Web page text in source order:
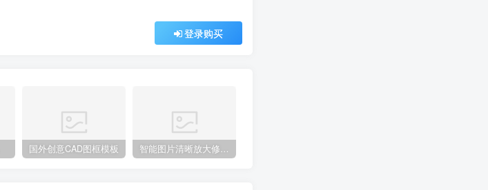
登录购买
国外创意CAD图框模板 智能图片清晰放大修复上色工具